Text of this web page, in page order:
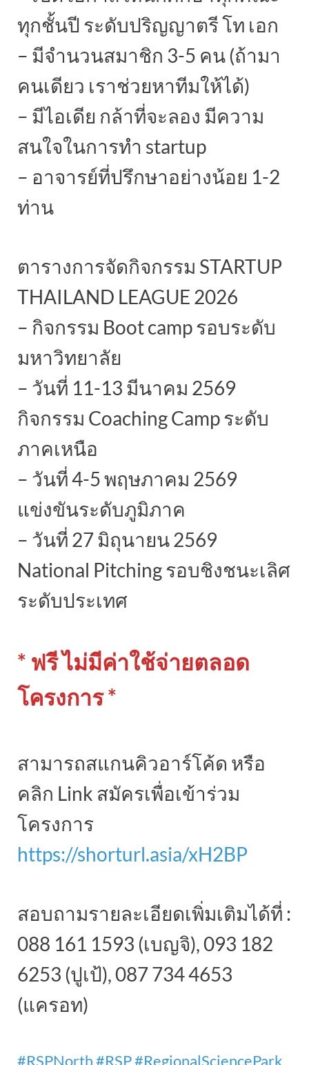
ทุกชั้นปี ระดับปริญญาตรี โท เอก
– มีจำนวนสมาชิก 3-5 คน (ถ้ามา
คนเดียว เราช่วยหาทีมให้ได้)
– มีไอเดีย กล้าที่จะลอง มีความ
สนใจในการทำ startup
– อาจารย์ที่ปรึกษาอย่างน้อย 1-2
ท่าน
ตารางการจัดกิจกรรม STARTUP
THAILAND LEAGUE 2026
– กิจกรรม Boot camp รอบระดับ
มหาวิทยาลัย
– วันที่ 11-13 มีนาคม 2569
กิจกรรม Coaching Camp ระดับ
ภาคเหนือ
– วันที่ 4-5 พฤษภาคม 2569
แข่งขันระดับภูมิภาค
– วันที่ 27 มิถุนายน 2569
National Pitching รอบชิงชนะเลิศ
ระดับประเทศ
* ฟรี ไม่มีค่าใช้จ่ายตลอด
โครงการ *
สามารถสแกนคิวอาร์โค้ด หรือ
คลิก Link สมัครเพื่อเข้าร่วม
โครงการ
https://shorturl.asia/xH2BP
สอบถามรายละเอียดเพิ่มเติมได้ที่ :
088 161 1593 (เบญจิ), 093 182
6253 (ปูเป้), 087 734 4653
(แครอท)
#RSPNorth#RSP#RegionalSciencePark